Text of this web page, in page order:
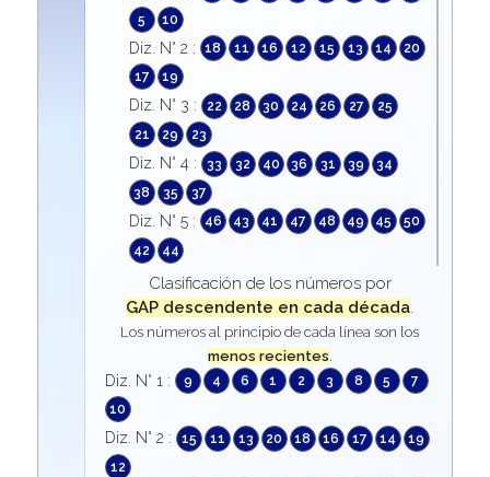
5
10
Diz. N° 2 : 18 11 16 12 15 13 14
20
17
19
Diz. N° 3 : 22 28 30 24 26 27
25
21
29 23
Diz. N° 4 : 33 32 40 36 31 39
34
38
35 37
Diz. N° 5 : 46 43 41 47 48 49 45
50
42
44
Clasificación de los números por
GAP descendente en cada década
Los números al principio de cada línea son los
menos recientes
Diz. N° 1 : 9 4 6 1 2 3 8 5
7
10
Diz. N° 2 : 15 11 13 20 18 16 17 14
19
12